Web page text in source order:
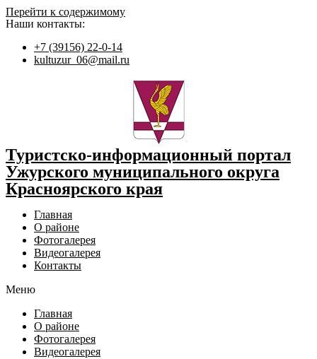
Перейти к содержимому
Наши контакты:
+7 (39156) 22-0-14
kultuzur_06@mail.ru
Туристско-информационный портал
Ужурского муниципального округа
Красноярского края
Главная
О районе
Фотогалерея
Видеогалерея
Контакты
Меню
Главная
О районе
Фотогалерея
Видеогалерея